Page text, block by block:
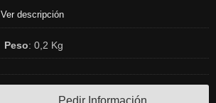
Ver descripción
Peso: 0,2 Kg
Pedir Información